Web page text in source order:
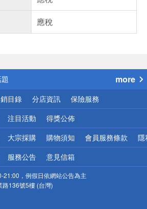
應稅
配送
！請小心！
more
目錄 分店資訊 保險服務
注目活動 得獎公佈
大宗採購 購物須知 會員服務條款 隱
服務公告 意見信箱
21:00，例假日依網站公告為主
路136號5樓 (台灣)